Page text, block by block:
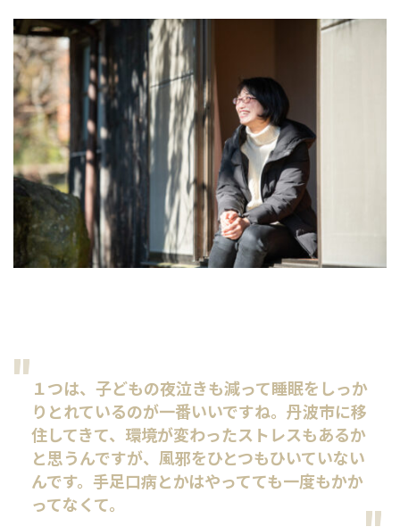
１つは、子どもの夜泣きも減って睡眠をしっか
りとれているのが一番いいですね。丹波市に移
住してきて、環境が変わったストレスもあるか
と思うんですが、風邪をひとつもひいていない
んです。手足口病とかはやってても一度もかか
ってなくて。